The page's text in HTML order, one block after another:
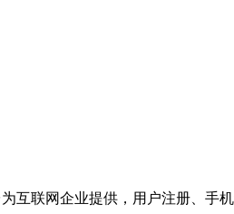
互联网企业提供，用户注册、手